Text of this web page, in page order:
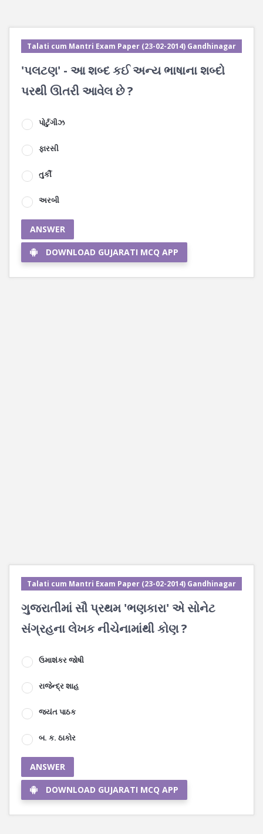
Talati cum Mantri Exam Paper (23-02-2014) Gandhinagar
'પલટણ' - આ શબ્દ કઈ અન્ય ભાષાના શબ્દો
પરથી ઊતરી આવેલ છે ?
પોર્ટુગીઝ
ફારસી
તુર્કી
અરબી
ANSWER
DOWNLOAD GUJARATI MCQ APP
Talati cum Mantri Exam Paper (23-02-2014) Gandhinagar
ગુજરાતીમાં સૌ પ્રથમ 'ભણકારા' એ સોનેટ
સંગ્રહના લેખક નીચેનામાંથી કોણ ?
ઉમાશંકર જોષી
રાજેન્દ્ર શાહ
જ્યંત પાઠક
બ. ક. ઠાકોર
ANSWER
DOWNLOAD GUJARATI MCQ APP